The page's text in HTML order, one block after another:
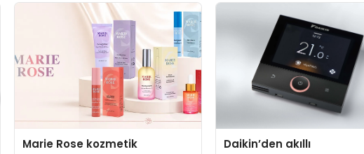
Marie Rose kozmetik
Daikin’den akıllı